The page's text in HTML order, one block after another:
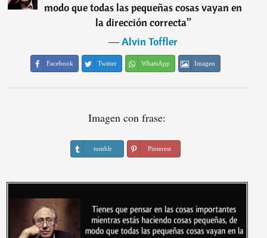
modo que todas las pequeñas cosas vayan en
la dirección correcta”
―Alvin Toffler
Facebook Twitter WhatsApp Imagen
Imagen con frase:
tumblr Pinterest